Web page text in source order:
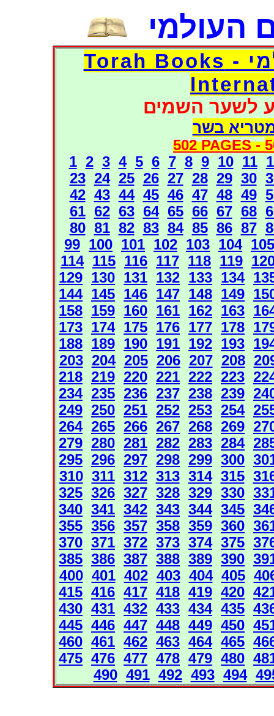
העולמי
דפי אוצר הספרים העולמי - Torah Books
לשער השמים
בשר
502 PAGES -
1 2 3 4 5 6 7 8 9 10 11
23 24 25 26 27 28 29 30
42 43 44 45 46 47 48 49
61 62 63 64 65 66 67 68
80 81 82 83 84 85 86 87
99 100 101 102 103 104 105
114 115 116 117 118 119
129 130 131 132 133 134
144 145 146 147 148 149
158 159 160 161 162 163
173 174 175 176 177 178
188 189 190 191 192 193
203 204 205 206 207 208
218 219 220 221 222 223
234 235 236 237 238 239
249 250 251 252 253 254
264 265 266 267 268 269
279 280 281 282 283 284
295 296 297 298 299 300
310 311 312 313 314 315
325 326 327 328 329 330
340 341 342 343 344 345
355 356 357 358 359 360
370 371 372 373 374 375
385 386 387 388 389 390
400 401 402 403 404 405
415 416 417 418 419 420
430 431 432 433 434 435
445 446 447 448 449 450
460 461 462 463 464 465
475 476 477 478 479 480
490 491 492 493 494